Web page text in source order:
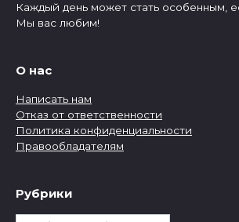
Каждый день может стать особенным,
Мы вас любим!
О нас
Написать нам
Отказ от ответственности
Политика конфиденциальности
Правообладателям
Рубрики